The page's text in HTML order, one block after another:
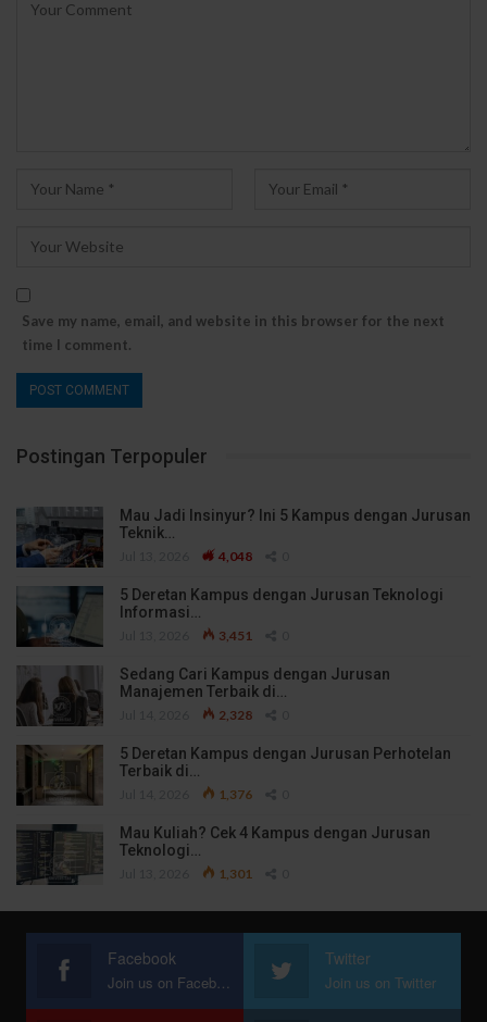
Save my name, email, and website in this browser for the next
time I comment.
Postingan Terpopuler
Mau Jadi Insinyur? Ini 5 Kampus dengan Jurusan
Teknik…
4,048
5 Deretan Kampus dengan Jurusan Teknologi
Informasi…
3,451
Sedang Cari Kampus dengan Jurusan
Manajemen Terbaik di…
2,328
5 Deretan Kampus dengan Jurusan Perhotelan
Terbaik di…
1,376
Mau Kuliah? Cek 4 Kampus dengan Jurusan
Teknologi…
1,301
Facebook
Join us on Facebook
Twitter
Join us on Twitter